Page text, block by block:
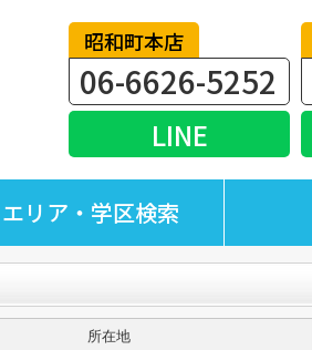
昭和町本店
06-6626-5252
LINE
エリア・学区検索
所在地